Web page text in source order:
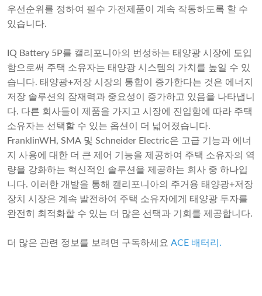
우선순위를 정하여 필수 가전제품이 계속 작동하도록 할 수
있습니다.
IQ Battery 5P를 캘리포니아의 번성하는 태양광 시장에 도입
함으로써 주택 소유자는 태양광 시스템의 가치를 높일 수 있
습니다. 태양광+저장 시장의 통합이 증가한다는 것은 에너지
저장 솔루션의 잠재력과 중요성이 증가하고 있음을 나타냅니
다. 다른 회사들이 제품을 가지고 시장에 진입함에 따라 주택
소유자는 선택할 수 있는 옵션이 더 넓어졌습니다.
FranklinWH, SMA 및 Schneider Electric은 고급 기능과 에너
지 사용에 대한 더 큰 제어 기능을 제공하여 주택 소유자의 역
량을 강화하는 혁신적인 솔루션을 제공하는 회사 중 하나입
니다. 이러한 개발을 통해 캘리포니아의 주거용 태양광+저장
장치 시장은 계속 발전하여 주택 소유자에게 태양광 투자를
완전히 최적화할 수 있는 더 많은 선택과 기회를 제공합니다.
더 많은 관련 정보를 보려면 구독하세요 ACE 배터리 .